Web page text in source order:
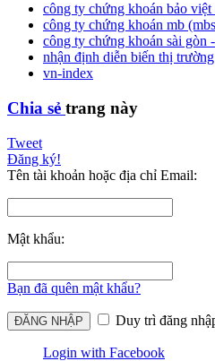
công ty chứng khoán bảo việt
công ty chứng khoán mb
công ty chứng khoán sài gòn
nhận định diễn biến thị trường
vn-index
Chia sẻ trang này
Tweet
Đăng ký!
Tên tài khoản hoặc địa chỉ Email:
Mật khẩu:
Bạn đã quên mật khẩu?
Duy trì đăng
Login with Facebook